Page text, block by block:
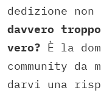
dedizione non
davvero
vero? È la
community da
darvi una